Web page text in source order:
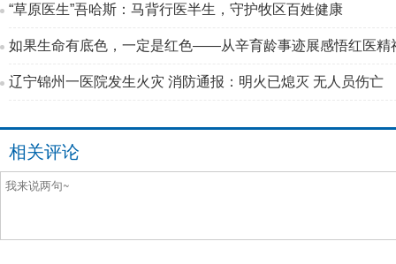
“草原医生”吾哈斯：马背行医半生，守护牧区百姓健康
如果生命有底色，一定是红色——从辛育龄事迹展感悟红医精
辽宁锦州一医院发生火灾 消防通报：明火已熄灭 无人员伤亡
相关评论